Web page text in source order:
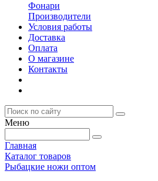
Фонари
Производители
Условия работы
Доставка
Оплата
О магазине
Контакты
Меню
Главная
Каталог товаров
Рыбацкие ножи оптом